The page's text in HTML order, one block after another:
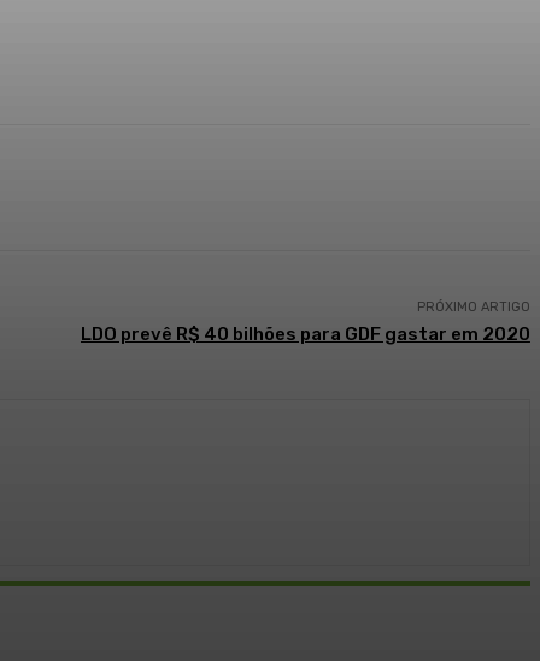
PRÓXIMO ARTIGO
LDO prevê R$ 40 bilhões para GDF gastar em 2020